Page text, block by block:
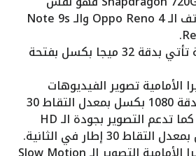
الموجود في هاتف الـ Oppo Reno 4 والـ Note 9s
الكاميرا الأمامية تأتي بدقة 32 ميجا بكسل بفتحة
الأمامية تصوير الفيديوهات
بجودة الـ FHD بدقة 1080 بكسل بمعدل التقاط 30
إطار في الثانية كما تدعم التصوير بجودة الـ HD